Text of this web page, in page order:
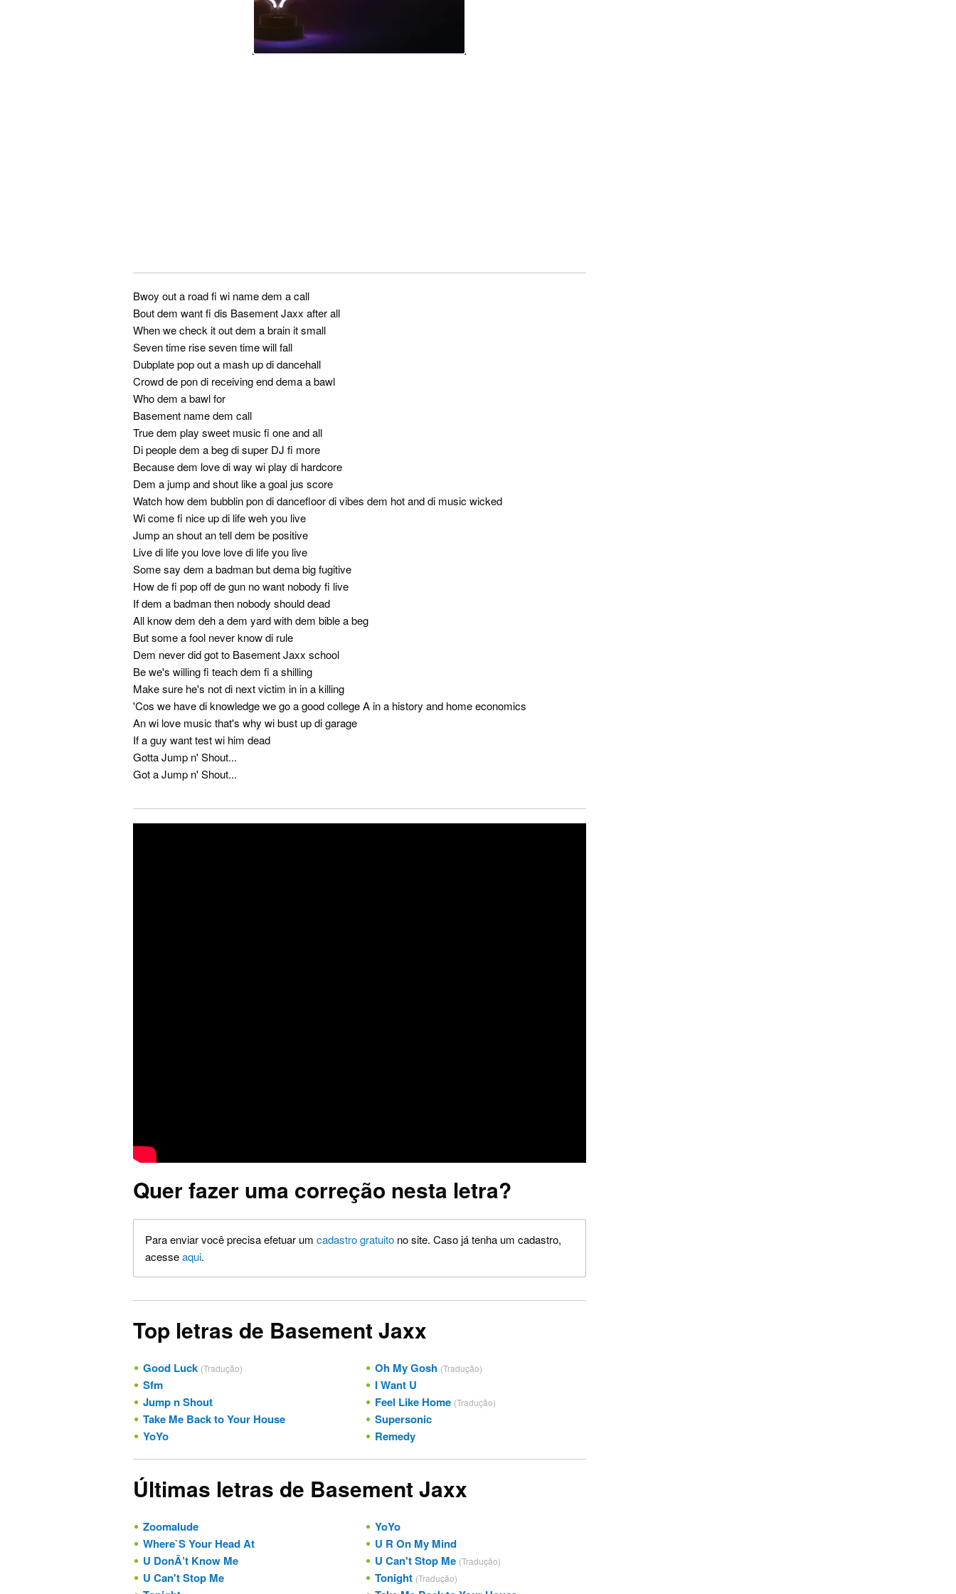
Bwoy out a road fi wi name dem a call
Bout dem want fi dis Basement Jaxx after all
When we check it out dem a brain it small
Seven time rise seven time will fall
Dubplate pop out a mash up di dancehall
Crowd de pon di receiving end dema a bawl
Who dem a bawl for
Basement name dem call
True dem play sweet music fi one and all
Di people dem a beg di super DJ fi more
Because dem love di way wi play di hardcore
Dem a jump and shout like a goal jus score
Watch how dem bubblin pon di dancefloor di vibes dem hot and di music wicked
Wi come fi nice up di life weh you live
Jump an shout an tell dem be positive
Live di life you love love di life you live
Some say dem a badman but dema big fugitive
How de fi pop off de gun no want nobody fi live
If dem a badman then nobody should dead
All know dem deh a dem yard with dem bible a beg
But some a fool never know di rule
Dem never did got to Basement Jaxx school
Be we's willing fi teach dem fi a shilling
Make sure he's not di next victim in in a killing
'Cos we have di knowledge we go a good college A in a history and home economics
An wi love music that's why wi bust up di garage
If a guy want test wi him dead
Gotta Jump n' Shout...
Got a Jump n' Shout...
Quer fazer uma correção nesta letra?
Para enviar você precisa efetuar um cadastro gratuito no site. Caso já tenha um cadastro,
acesseaqui.
Top letras de Basement Jaxx
Good Luck (Tradução) Oh My Gosh (Tradução)
Sfm
I Want U
Jump n Shout
Feel Like Home (Tradução)
Take Me Back to Your House
Supersonic
YoYo
Remedy
Últimas letras de Basement Jaxx
Zoomalude
YoYo
Where`S Your Head At
U R On My Mind
U DonÂ’t Know Me
U Can't Stop Me (Tradução)
U Can't Stop Me Tonight (Tradução)